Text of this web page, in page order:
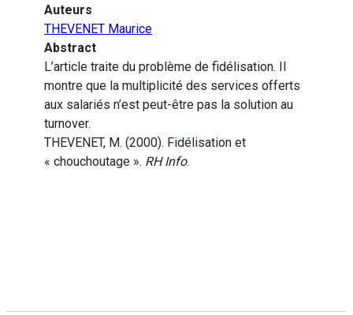
Auteurs
THEVENET Maurice
Abstract
L’article traite du problème de fidélisation. Il
montre que la multiplicité des services offerts
aux salariés n’est peut-être pas la solution au
turnover.
THEVENET, M. (2000). Fidélisation et
« chouchoutage ». RH Info.